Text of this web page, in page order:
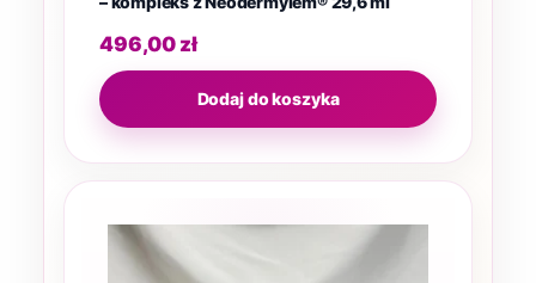
496,00 zł
Dodaj do koszyka